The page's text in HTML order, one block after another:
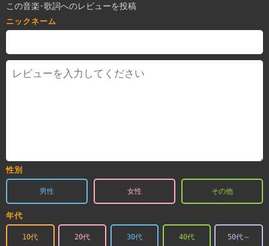
この音楽･歌詞へのレビューを投稿
ニックネーム
性別
男性 女性 その他
年代
10代 20代 30代 40代 50代～